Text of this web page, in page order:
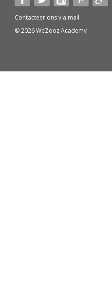
Contacteer ons via mail
© 2026 WeZooz Academy